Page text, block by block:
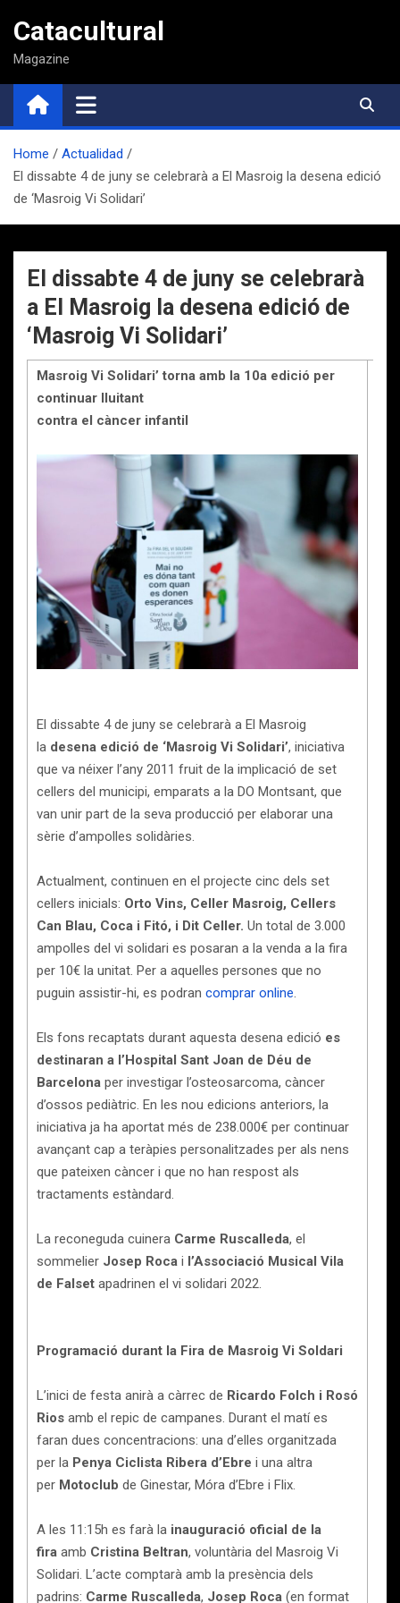
contenido
Catacultural
Magazine
Home
Actualidad
El dissabte 4 de juny se celebrarà a El Masroig la desena edició
de ‘Masroig Vi Solidari’
El dissabte 4 de juny se celebrarà
a El Masroig la desena edició de
‘Masroig Vi Solidari’
Masroig Vi Solidari’ torna amb la 10a edició per
continuar lluitant
contra el càncer infantil
El dissabte 4 de juny se celebrarà a El Masroig
la desena edició de ‘Masroig Vi Solidari’, iniciativa
que va néixer l’any 2011 fruit de la implicació de set
cellers del municipi, emparats a la DO Montsant, que
van unir part de la seva producció per elaborar una
sèrie d’ampolles solidàries.
Actualment, continuen en el projecte cinc dels set
cellers inicials: Orto Vins, Celler Masroig, Cellers
Can Blau, Coca i Fitó, i Dit Celler. Un total de 3.000
ampolles del vi solidari es posaran a la venda a la fira
per 10€ la unitat. Per a aquelles persones que no
puguin assistir-hi, es podran comprar online.
Els fons recaptats durant aquesta desena edició es
destinaran a l’Hospital Sant Joan de Déu de
Barcelona per investigar l’osteosarcoma, càncer
d’ossos pediàtric. En les nou edicions anteriors, la
iniciativa ja ha aportat més de 238.000€ per continuar
avançant cap a teràpies personalitzades per als nens
que pateixen càncer i que no han respost als
tractaments estàndard.
La reconeguda cuinera Carme Ruscalleda, el
sommelier Josep Roca i l’Associació Musical Vila
de Falset apadrinen el vi solidari 2022.
Programació durant la Fira de Masroig Vi Soldari
L’inici de festa anirà a càrrec de Ricardo Folch i Rosó
Rios amb el repic de campanes. Durant el matí es
faran dues concentracions: una d’elles organitzada
per la Penya Ciclista Ribera d’Ebre i una altra
per Motoclub de Ginestar, Móra d’Ebre i Flix.
A les 11:15h es farà la inauguració oficial de la
fira amb Cristina Beltran, voluntària del Masroig Vi
Solidari. L’acte comptarà amb la presència dels
padrins: Carme Ruscalleda, Josep Roca (en format